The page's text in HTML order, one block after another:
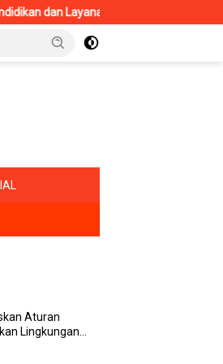
Kesehatan
Aturan
Lingkungan